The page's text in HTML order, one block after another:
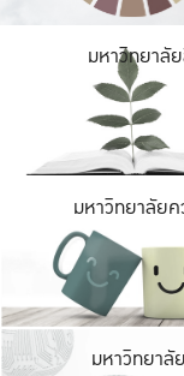
มหาวิทยาลั
มหาวิทยาลัย
มหาวิทยาลั